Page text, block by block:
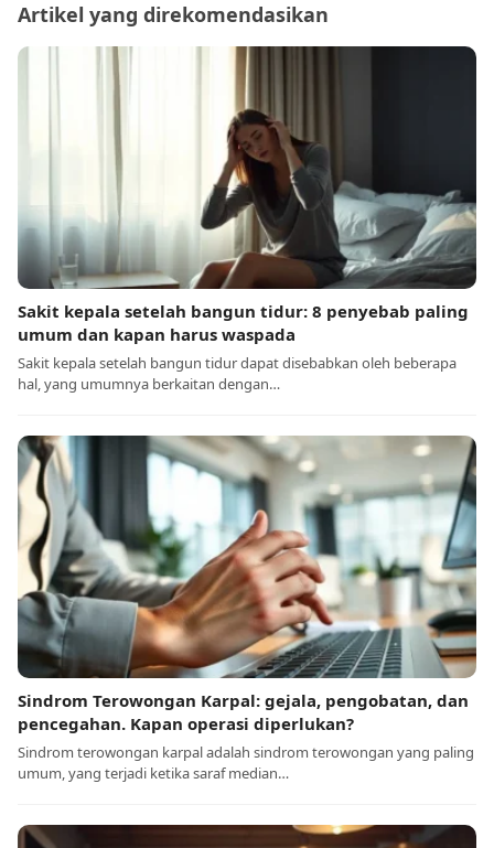
Artikel yang direkomendasikan
Sakit kepala setelah bangun tidur: 8 penyebab paling
umum dan kapan harus waspada
Sakit kepala setelah bangun tidur dapat disebabkan oleh beberapa
hal, yang umumnya berkaitan dengan…
Sindrom Terowongan Karpal: gejala, pengobatan, dan
pencegahan. Kapan operasi diperlukan?
Sindrom terowongan karpal adalah sindrom terowongan yang paling
umum, yang terjadi ketika saraf median…